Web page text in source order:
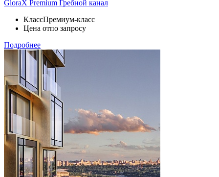
GloraX Premium Гребной канал
КлассПремиум-класс
Цена отпо запросу
Подробнее